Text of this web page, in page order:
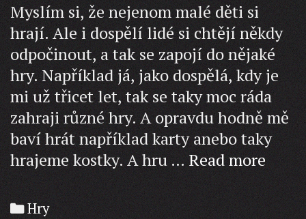
Myslím si, že nejenom malé děti si
hrají. Ale i dospělí lidé si chtějí někdy
odpočinout, a tak se zapojí do nějaké
hry. Například já, jako dospělá, kdy je
mi už třicet let, tak se taky moc ráda
zahraji různé hry. A opravdu hodně mě
baví hrát například karty anebo taky
hrajeme kostky. A hru … Read moreHra
s
Categories
Hry